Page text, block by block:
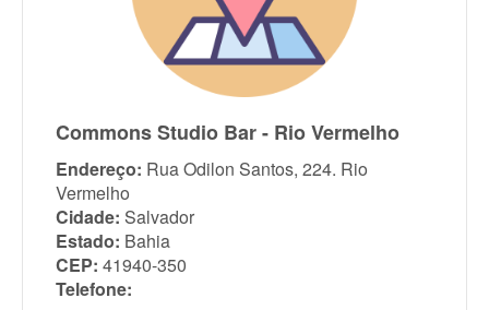
Commons Studio Bar - Rio Vermelho
Endereço: Rua Odilon Santos, 224. Rio
Vermelho
Cidade: Salvador
Estado: Bahia
CEP: 41940-350
Telefone: